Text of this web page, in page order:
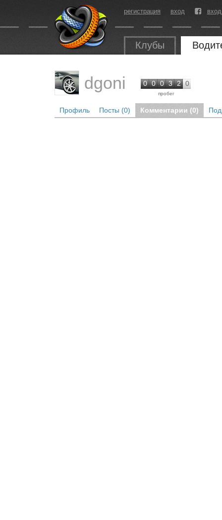
регистрация вход
Клубы
dgoni 0 0 0 3 2 0
пробег
Профиль Посты (0) Комментарии (0)